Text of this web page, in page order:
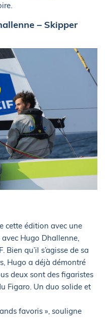
– Skipper
cette édition avec une
Hugo Dhallenne,
qu’il s’agisse de sa
Hugo a déjà démontré
deux sont des figaristes
Figaro. Un duo solide et
favoris », souligne